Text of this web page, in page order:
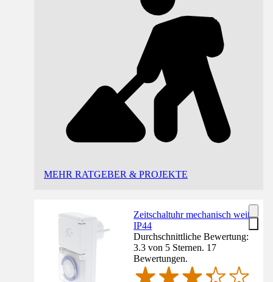
MEHR RATGEBER & PROJEKTE
Zeitschaltuhr mechanisch weiß
IP44
Durchschnittliche Bewertung:
3.3 von 5 Sternen. 17
Bewertungen.